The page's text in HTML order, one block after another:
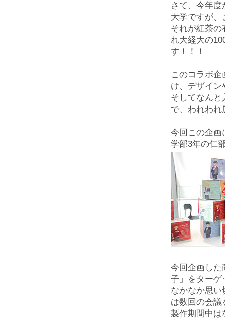
さて、今年
大学ですが
それが紅茶
れ大経大の
す！！！
このコラボ
け、デザイ
そしてなん
で、われわ
今回この企画
学部3年の仁
今回企画した
子」をターゲ
なかなか思
は数回の会議
製作期間中は